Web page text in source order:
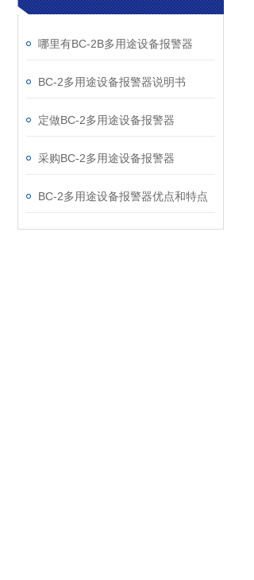
哪里有BC-2B多用途设备报警器
BC-2多用途设备报警器说明书
定做BC-2多用途设备报警器
采购BC-2多用途设备报警器
BC-2多用途设备报警器优点和特点